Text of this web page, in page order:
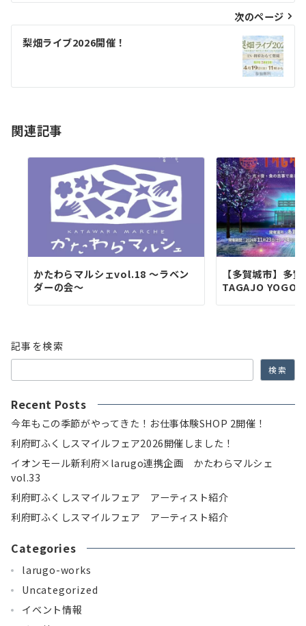
ビ
ゲ
シ
ン
次のページ
梨畑ライブ2026開催！
関連記事
かたわらマルシェvol.18 〜ラベン
ダーの会〜
【多賀城市】多
TAGAJO
記事を検索
検索
Recent Posts
今年もこの季節がやってきた！お仕事体験SHOP 2開催！
利府町ふくしスマイルフェア2026開催しました！
イオンモール新利府×larugo連携企画 かたわらマルシェ
vol.33
利府町ふくしスマイルフェア アーティスト紹介
利府町ふくしスマイルフェア アーティスト紹介
Categories
larugo-works
Uncategorized
イベント情報